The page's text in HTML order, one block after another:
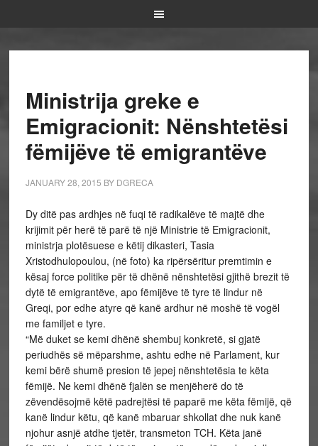
Ministrija greke e
Emigracionit: Nënshtetësi
fëmijëve të emigrantëve
JANUARY 28, 2015 BY DGRECA
Dy ditë pas ardhjes në fuqi të radikalëve të majtë dhe
krijimit për herë të parë të një Ministrie të Emigracionit,
ministrja plotësuese e këtij dikasteri, Tasia
Xristodhulopoulou, (në foto) ka ripërsëritur premtimin e
kësaj force politike për të dhënë nënshtetësi gjithë brezit të
dytë të emigrantëve, apo fëmijëve të tyre të lindur në
Greqi, por edhe atyre që kanë ardhur në moshë të vogël
me familjet e tyre.
“Më duket se kemi dhënë shembuj konkretë, si gjatë
periudhës së mëparshme, ashtu edhe në Parlament, kur
kemi bërë shumë presion të jepej nënshtetësia te këta
fëmijë. Ne kemi dhënë fjalën se menjëherë do të
zëvendësojmë këtë padrejtësi të paparë me këta fëmijë, që
kanë lindur këtu, që kanë mbaruar shkollat dhe nuk kanë
njohur asnjë atdhe tjetër, transmeton TCH. Këta janë